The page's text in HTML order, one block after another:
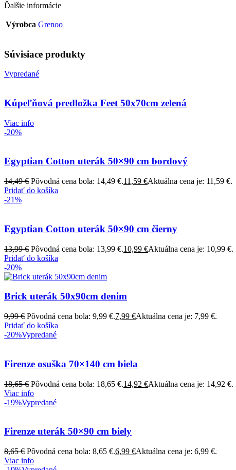
Ďalšie informácie
Výrobca Grenoo
Súvisiace produkty
Vypredané
Kúpeľňová predložka Feet 50x70cm zelená
Viac info
-20%
Egyptian Cotton uterák 50×90 cm bordový
14,49€ Pôvodná cena bola: 14,49 €.11,59 €Aktuálna cena je: 11,59 €.
Pridať do košíka
-21%
Egyptian Cotton uterák 50×90 cm čierny
13,99€ Pôvodná cena bola: 13,99 €.10,99 €Aktuálna cena je: 10,99 €.
Pridať do košíka
-20%
Brick uterák 50x90cm denim
9,99€ Pôvodná cena bola: 9,99 €.7,99 €Aktuálna cena je: 7,99 €.
Pridať do košíka
-20%Vypredané
Firenze osuška 70×140 cm biela
18,65€ Pôvodná cena bola: 18,65 €.14,92 €Aktuálna cena je: 14,92 €.
Viac info
-19%Vypredané
Firenze uterák 50×90 cm biely
8,65€ Pôvodná cena bola: 8,65 €.6,99 €Aktuálna cena je: 6,99 €.
Viac info